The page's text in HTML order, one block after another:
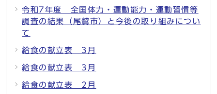
令和7年度 全国体力・運動能力・運動習慣等
調査の結果（尾鷲市）と今後の取り組みについ
て
給食の献立表 3月
給食の献立表 3月
給食の献立表 2月